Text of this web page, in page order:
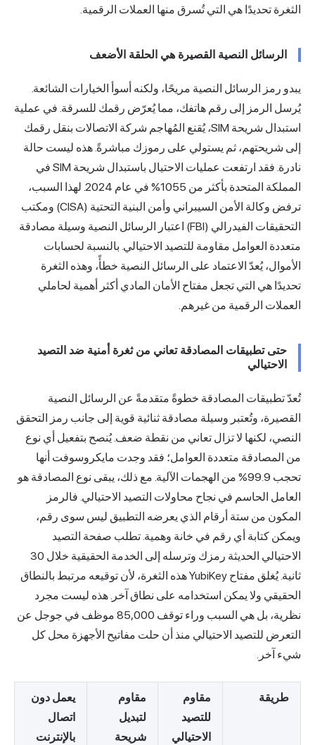
الثغرة تحديدًا هي التي تُسرق منها العملات الرقمية.
الرسائل النصية القصيرة هي الحلقة الأضعف
يبدو رمز الرسائل النصية مريحًا، ولكنه أسوأ الخيارات الشائعة.
يُرسل الرمز إلى رقم هاتفك، مما يُعرّض رقمك للسرقة. في عملية
استبدال شريحة SIM
، يُقنع المُهاجم شركة الاتصالات بنقل رقمك
إلى شريحتهم، ثم يستولي على رموزك مباشرةً. هذه ليست حالة
نادرة. فقد ارتفعت عمليات الاحتيال باستبدال شريحة SIM في
المملكة المتحدة بأكثر من 1055% في عام 2024. لهذا السبب،
ترفض وكالة الأمن السيبراني وأمن البنية التحتية (CISA)
ومكتب
التحقيقات الفيدرالي (FBI) اعتبار الرسائل النصية وسيلة مصادقة
متعددة العوامل مقاومة للتصيد الاحتيالي. بالنسبة لحسابات
الأموال، يُعدّ الاعتماد على الرسائل النصية خطأً، وهذه الثغرة
تحديدًا هي التي تجعل مفتاح الأمان المادي أكثر أهمية لحاملي
العملات الرقمية من غيرهم.
حتى تطبيقات المصادقة تعاني من ثغرة أمنية ضد التصيد
الاحتيالي
تُعدّ تطبيقات المصادقة خطوةً متقدمةً عن الرسائل النصية
القصيرة، وتُعتبر وسيلة مصادقة ثنائية قوية إلى جانب رمز التحقق
النصي، لكنها لا تزال تعاني من نقطة ضعف. يُنصح بتفعيل أي نوع
من المصادقة متعددة العوامل؛ فقد وجدت مايكروسوفت أنها
تحجب 99.9% من الهجمات الآلية. مع ذلك، يبقى نوع المصادقة هو
العامل الحاسم في نجاح محاولات التصيد الاحتيالي. فالرمز
المكون من ستة أرقام الذي يعرضه التطبيق ليس سوى رقم،
ويمكن كتابة أي رقم في خانة وهمية. تطلب صفحة التصيد
الاحتيالي الحديثة رمزك وترسله إلى الخدمة الحقيقية خلال 30
ثانية. يُغلق مفتاح YubiKey هذه الثغرة، لأن توقيعه مرتبط بالنطاق
الحقيقي ولا يمكن استخدامه على نطاق آخر. هذه ليست مجرد
نظرية، بل هي السبب وراء توقف 85,000 موظف في جوجل عن
التعرض للتصيد الاحتيالي منذ أن حلت مفاتيح الأجهزة محل كل
شيء آخر.
طريقة
مقاوم
للتصيد
الاحتيالي
مقاوم
لتبديل
شريحة
يعمل دون
اتصال
بالإنترنت